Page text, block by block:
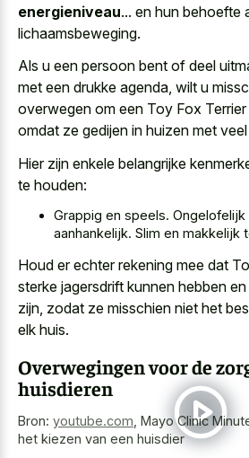
energieniveau... en hun behoefte
lichaamsbeweging.
Als u een persoon bent of deel
met een drukke agenda, wilt u
overwegen om een Toy Fox Terrier
omdat ze gedijen in huizen met
Hier zijn enkele belangrijke
te houden:
Grappig en speels. Ongelofelijk
aanhankelijk. Slim en makkelijk
Houd er echter rekening mee dat
sterke jagersdrift kunnen hebben
zijn, zodat ze misschien niet het
elk huis.
Overwegingen voor de
huisdieren
Bron: youtube.com Mayo Clinic
het kiezen van een huisdier